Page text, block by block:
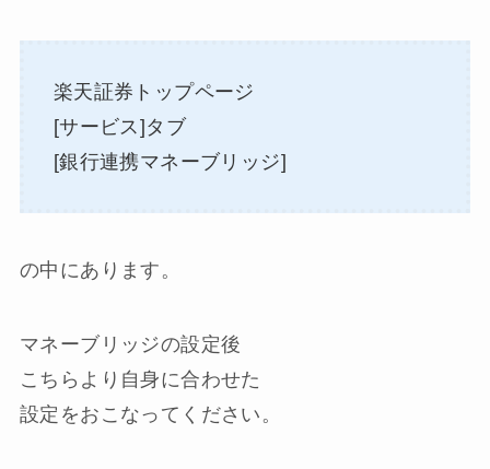
楽天証券トップページ
[サービス]タブ
[銀行連携マネーブリッジ]
の中にあります。
マネーブリッジの設定後
こちらより自身に合わせた
設定をおこなってください。